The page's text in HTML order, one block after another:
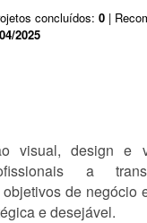
concluídos: 0 |
2025
visual, design e
a
de negócio
e desejável.